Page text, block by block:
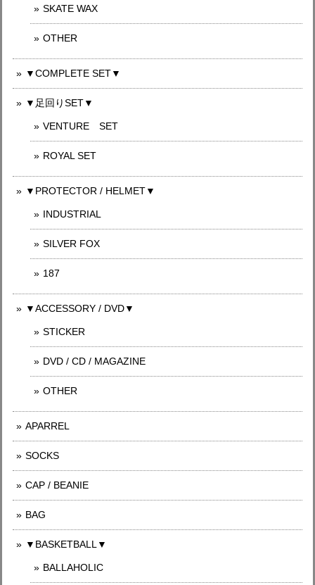
SKATE WAX
OTHER
▼COMPLETE SET▼
▼足回りSET▼
VENTURE SET
ROYAL SET
▼PROTECTOR / HELMET▼
INDUSTRIAL
SILVER FOX
187
▼ACCESSORY / DVD▼
STICKER
DVD / CD / MAGAZINE
OTHER
APARREL
SOCKS
CAP / BEANIE
BAG
▼BASKETBALL▼
BALLAHOLIC